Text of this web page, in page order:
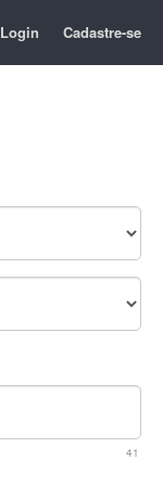
Login Cadastre-se
41